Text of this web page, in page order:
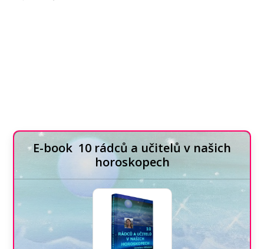
E-book 10 rádců a učitelů v našich
horoskopech